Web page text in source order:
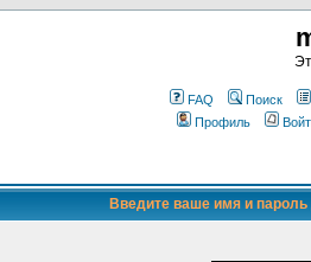
FAQ Поиск
Профиль
Введите ваше имя и